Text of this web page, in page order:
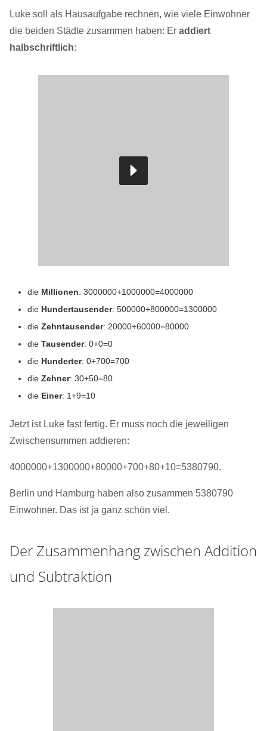
Luke soll als Hausaufgabe rechnen, wie viele Einwohner
die beiden Städte zusammen haben: Er addiert
halbschriftlich:
die Millionen: 3000000+1000000=4000000
die Hundertausender: 500000+800000=1300000
die Zehntausender: 20000+60000=80000
die Tausender: 0+0=0
die Hunderter: 0+700=700
die Zehner: 30+50=80
die Einer: 1+9=10
Jetzt ist Luke fast fertig. Er muss noch die jeweiligen
Zwischensummen addieren:
4000000+1300000+80000+700+80+10=5380790.
Berlin und Hamburg haben also zusammen 5380790
Einwohner. Das ist ja ganz schön viel.
Der Zusammenhang zwischen Addition
und Subtraktion